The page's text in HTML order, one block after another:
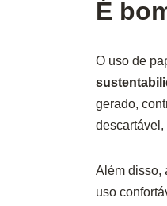
É
O uso de
gerado,
Além disso,
uso